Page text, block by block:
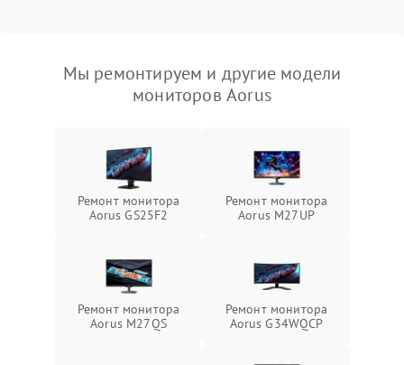
Мы ремонтируем и другие модели
мониторов Aorus
Ремонт монитора
Aorus GS25F2
Ремонт монитора
Aorus M27UP
Ремонт монитора
Aorus M27QS
Ремонт монитора
Aorus G34WQCP